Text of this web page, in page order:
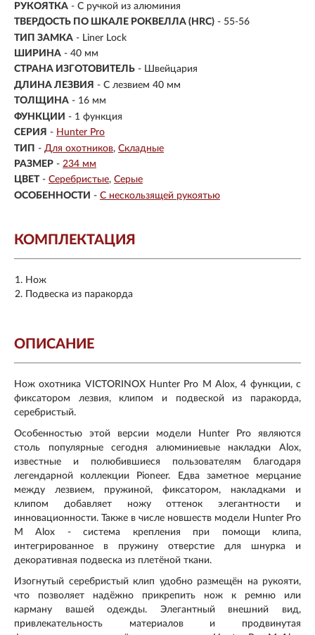
РУКОЯТКА - С ручкой из алюминия
ТВЕРДОСТЬ ПО ШКАЛЕ РОКВЕЛЛА (HRC) - 55-56
ТИП ЗАМКА - Liner Lock
ШИРИНА - 40 мм
СТРАНА ИЗГОТОВИТЕЛЬ - Швейцария
ДЛИНА ЛЕЗВИЯ - С лезвием 40 мм
ТОЛЩИНА - 16 мм
ФУНКЦИИ - 1 функция
СЕРИЯ - Hunter Pro
ТИП - Для охотников Складные
РАЗМЕР - 234 мм
ЦВЕТ - Серебристые Серые
ОСОБЕННОСТИ - С нескользящей рукоятью
КОМПЛЕКТАЦИЯ
Нож
Подвеска из паракорда
ОПИСАНИЕ
Нож охотника VICTORINOX Hunter Pro M Alox, 4 функции, с
фиксатором лезвия, клипом и подвеской из паракорда,
серебристый.
Особенностью этой версии модели Hunter Pro являются
столь популярные сегодня алюминиевые накладки Alox,
известные и полюбившиеся пользователям благодаря
легендарной коллекции Pioneer. Едва заметное мерцание
между лезвием, пружиной, фиксатором, накладками и
клипом добавляет ножу оттенок элегантности и
инновационности. Также в числе новшеств модели Hunter Pro
M Alox - система крепления при помощи клипа,
интегрированное в пружину отверстие для шнурка и
декоративная подвеска из плетёной ткани.
Изогнутый серебристый клип удобно размещён на рукояти,
что позволяет надёжно прикрепить нож к ремню или
карману вашей одежды. Элегантный внешний вид,
привлекательность материалов и продвинутая